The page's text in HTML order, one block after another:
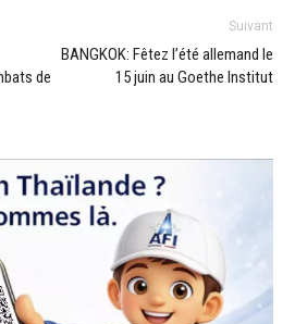
de
Suivant
BANGKOK: Fêtez l’été allemand le
15 juin au Goethe Institut